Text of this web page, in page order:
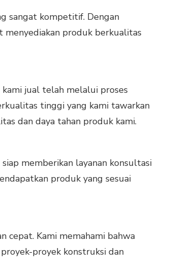
sangat kompetitif. Dengan
menyediakan produk berkualitas
jual telah melalui proses
tinggi yang kami tawarkan
dan daya tahan produk kami.
memberikan layanan konsultasi
produk yang sesuai
cepat. Kami memahami bahwa
proyek konstruksi dan